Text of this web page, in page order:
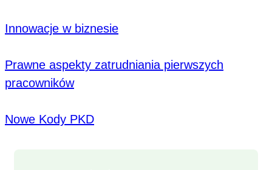
Innowacje w biznesie
Prawne aspekty zatrudniania pierwszych
pracowników
Nowe Kody PKD